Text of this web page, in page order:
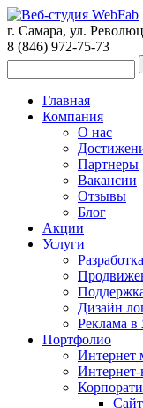
г. Самара, ул.
8 (846) 972-75-73
Главная
Компания
О нас
Партнеры
Вакансии
Отзывы
Блог
Акции
Услуги
Дизайн
Реклама в
Портфолио
Интернет